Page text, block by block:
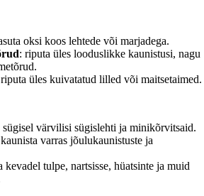
oksi koos lehtede või marjadega.
: riputa üles looduslikke kaunistusi, nagu
üles kuivatatud lilled või maitsetaimed.
sügisel värvilisi sügislehti ja minikõrvitsaid.
varras jõulukaunistuste ja
kevadel tulpe, nartsisse, hüatsinte ja muid